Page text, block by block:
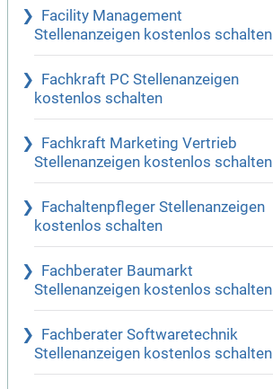
Facility Management
Stellenanzeigen kostenlos schalten
Fachkraft PC Stellenanzeigen
kostenlos schalten
Fachkraft Marketing Vertrieb
Stellenanzeigen kostenlos schalten
Fachaltenpfleger Stellenanzeigen
kostenlos schalten
Fachberater Baumarkt
Stellenanzeigen kostenlos schalten
Fachberater Softwaretechnik
Stellenanzeigen kostenlos schalten